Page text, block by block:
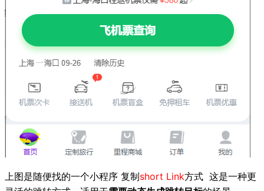
上图是随便找的一个小程序 复制short Link方式 这是一种更